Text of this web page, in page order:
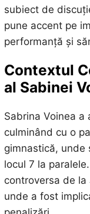
subiect de
pune accent pe
performanță și
Contextul
al Sabinei
Sabrina Voinea
culminând cu o
gimnastică, unde
locul 7 la
controversa de la
unde a fost